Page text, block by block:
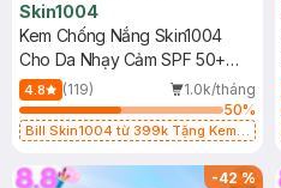
Skin1004
Kem Chống Nắng Skin1004
Cho Da Nhạy Cảm SPF 50+
50ml
4.8 (119)
1.0k/tháng
50%
Bill Skin1004 từ 399k Tặng Kem
SPF 50+ 20ml (SL Có Hạn)
-42%